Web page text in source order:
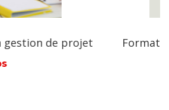
pays et types d’aides
sur nos actions menées:
en montage de projets